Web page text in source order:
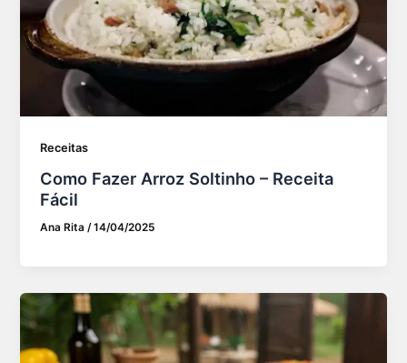
Receitas
Como Fazer Arroz Soltinho – Receita
Fácil
Ana Rita/14/04/2025